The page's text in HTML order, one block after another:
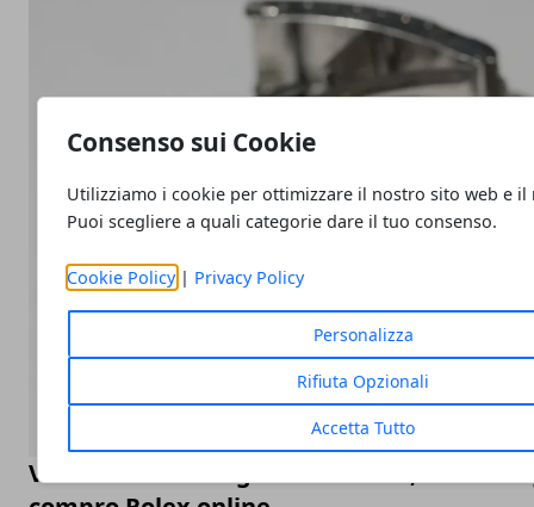
Consenso sui Cookie
Utilizziamo i cookie per ottimizzare il nostro sito web e il
Puoi scegliere a quali categorie dare il tuo consenso.
Cookie Policy| Privacy Policy
Personalizza
Rifiuta Opzionali
Accetta Tutto
Valutazione orologi Rolex online, come